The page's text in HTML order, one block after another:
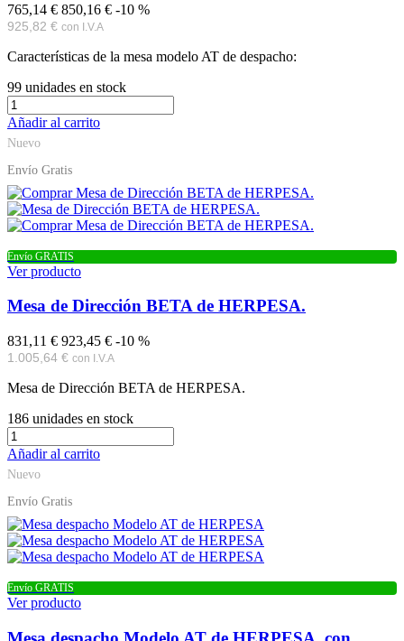
765,14 € 850,16 € -10 %
925,82 € con I.V.A
Características de la mesa modelo AT de despacho:
99 unidades en stock
Añadir al carrito
Nuevo
Envío Gratis
Envío GRATIS
Ver producto
Mesa de Dirección BETA de HERPESA.
831,11 € 923,45 € -10 %
1.005,64 € con I.V.A
Mesa de Dirección BETA de HERPESA.
186 unidades en stock
Añadir al carrito
Nuevo
Envío Gratis
Envío GRATIS
Ver producto